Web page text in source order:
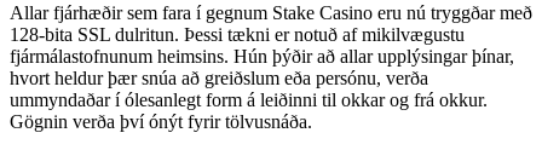
Allar fjárhæðir sem fara í gegnum Stake Casino eru nú tryggðar með
128-bita SSL dulritun. Þessi tækni er notuð af mikilvægustu
fjármálastofnunum heimsins. Hún þýðir að allar upplýsingar þínar,
hvort heldur þær snúa að greiðslum eða persónu, verða
ummyndaðar í ólesanlegt form á leiðinni til okkar og frá okkur.
Gögnin verða því ónýt fyrir tölvusnáða.